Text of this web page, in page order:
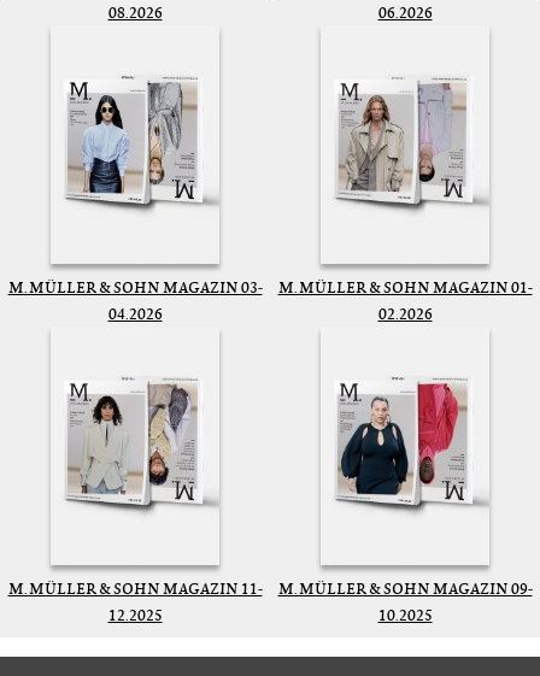
08.2026
06.2026
M. MÜLLER & SOHN MAGAZIN 03-
04.2026
M. MÜLLER & SOHN MAGAZIN 01-
02.2026
M. MÜLLER & SOHN MAGAZIN 11-
12.2025
M. MÜLLER & SOHN MAGAZIN 09-
10.2025